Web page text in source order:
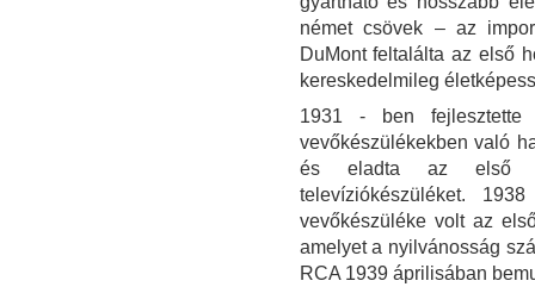
német csövek – az
DuMont feltalálta az első
kereskedelmileg
1931 - ben fejlesztette
vevőkészülékekben való
és eladta az első
televíziókészüléket.
vevőkészüléke volt az
amelyet a nyilvánosság
RCA 1939 áprilisában